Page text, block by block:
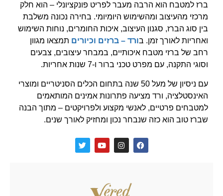
ברז למטבח הוא הרבה מעבר לפריט פונקציונלי – הוא חלק
מרכזי מהעיצוב ומהשימוש היומיומי. בחירה נכונה משלבת
בין סוג הברז, סגנון העיצוב, איכות החומרים, נוחות השימוש
ואחריות לאורך זמן. בורד – ברזים וכיורים תמצאו מגוון
רחב של ברזי מטבח איכותיים, במבחר עיצובים, צבעים
וסוגי התקנה, עם מפרט טכני ברור ו-7 שנות אחריות.
עם ניסיון של מעל 50 שנה בתחום הכלים הסניטריים ומוצרי
האינסטלציה, ורד מציעה פתרונות אמינים המותאמים
למטבחים פרטיים, לאנשי מקצוע ולפרויקטים – מתוך הבנה
שברז טוב הוא כזה שנבחר נכון ומחזיק לאורך שנים.